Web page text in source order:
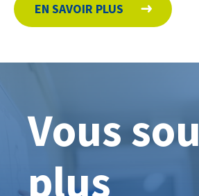
EN SAVOIR PLUS
Vous
plus